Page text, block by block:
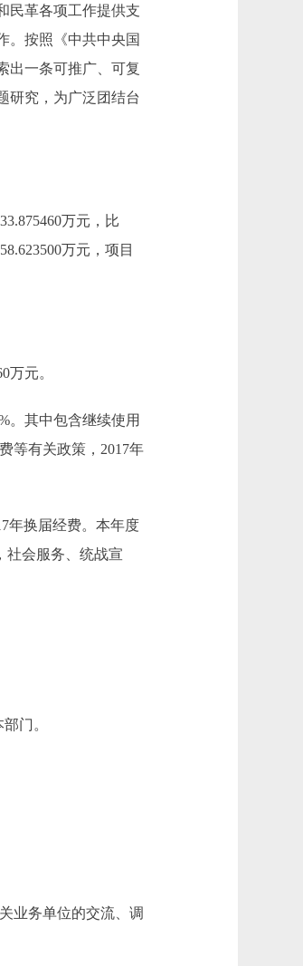
民革各项工作提供支
。按照《中共中央国
出一条可推广、可复
研究，为广泛团结台
万元，比
万元，项目
元。
。其中包含继续使用
等有关政策，2017年
年换届经费。本年度
社会服务、统战宣
门。
业务单位的交流、调